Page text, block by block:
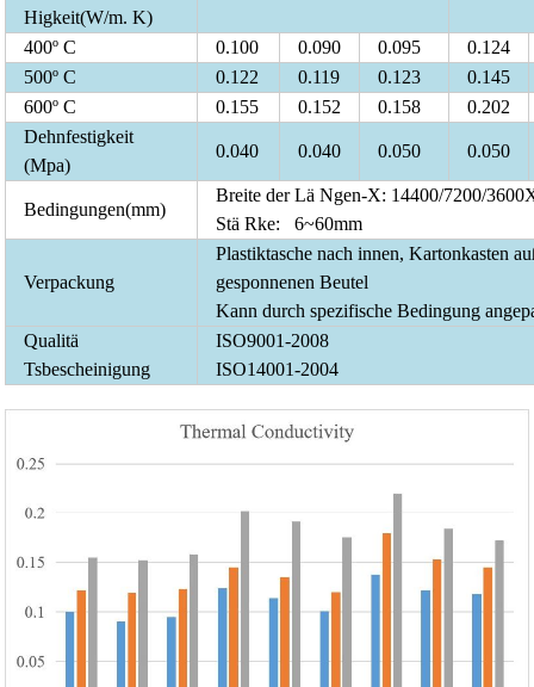
Higkeit(W/m. K)
400º C
0.100 0.090 0.095
0.124
500º C
0.122 0.119 0.123
0.145
600º C
0.155 0.152 0.158
0.202
Dehnfestigkeit
(Mpa)
0.040 0.040 0.050 0.050
Bedingungen(mm)
Breite der Lä Ngen-X: 14400/7200/
Stä Rke:6~60mm
Verpackung
Plastiktasche nach innen, Kartonkasten
gesponnenen Beutel
Kann durch spezifische Bedingung
Qualitä
Tsbescheinigung
ISO9001-2008
ISO14001-2004